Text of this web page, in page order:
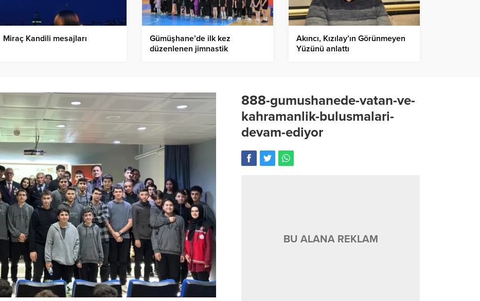
Miraç Kandili mesajları
Gümüşhane’de ilk kez
düzenlenen jimnastik
Akıncı, Kızılay’ın Görünmeyen
Yüzünü anlattı
888-gumushanede-vatan-ve-
kahramanlik-bulusmalari-
devam-ediyor
BU ALANA REKLAM